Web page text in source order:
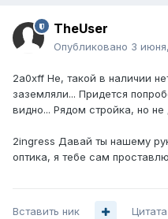
TheUser
Опубликовано 3
2a0xff Не, такой в наличии
заземляли... Придется
видно... Рядом стройка, но
2ingress Давай ты нашему
оптика, я тебе сам
Вставить ник Цитата